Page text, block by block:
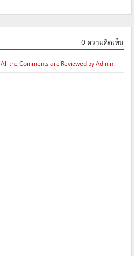
0 ความคิดเห็น
the Comments are Reviewed by Admin.